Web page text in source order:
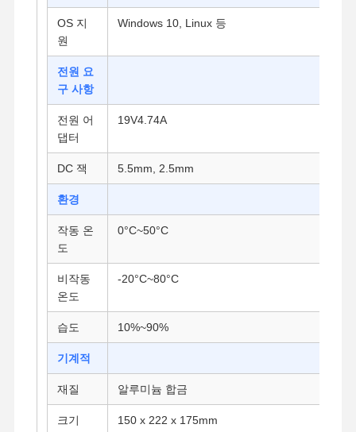
품질 관리
방화벽 미니 PC
산업적 미니 pc
1U 랙마운트 PC
POE 미니 PC
NAS 미니 PC
셀레론 미니 PC
오피스 미니 PC
산업용 마더보드
방화벽 메인보드
OS 지
원
Windows 10, Linux 등
전원 요
구 사항
전원 어
댑터
19V4.74A
DC 잭 5.5mm, 2.5mm
환경
작동 온
도
0°C~50°C
비작동
온도
-20°C~80°C
습도 10%~90%
기계적
재질 알루미늄 합금
크기 150 x 222 x 175mm